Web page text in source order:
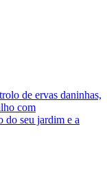
de ervas daninhas,
com
do seu jardim e a